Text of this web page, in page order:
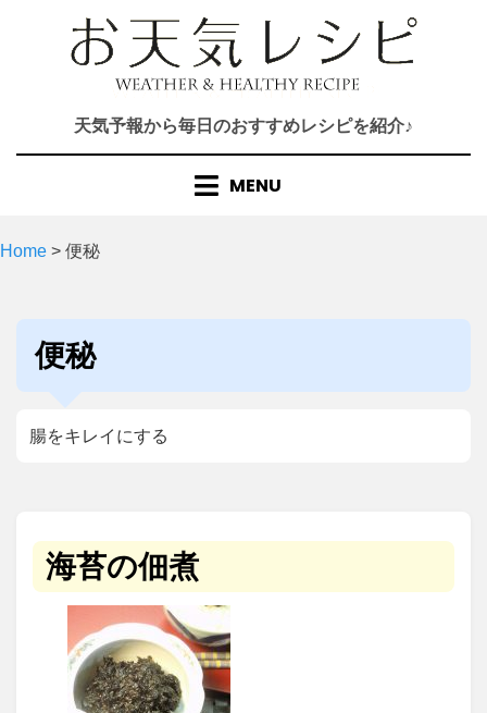
天気予報から毎日のおすすめレシピを紹介♪
MENU
Home > 便秘
タグ
:
便秘
腸をキレイにする
海苔の佃煮